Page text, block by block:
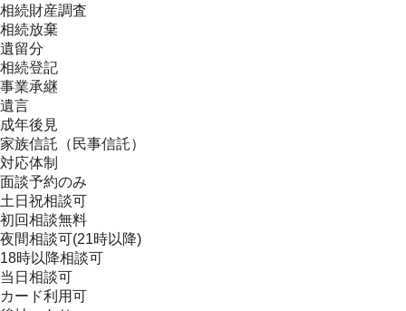
相続財産調査
相続放棄
遺留分
相続登記
事業承継
遺言
成年後見
家族信託（民事信託）
対応体制
面談予約のみ
土日祝相談可
初回相談無料
夜間相談可(21時以降)
18時以降相談可
当日相談可
カード利用可